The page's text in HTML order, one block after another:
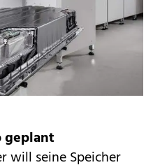
geplant
will seine Speicher